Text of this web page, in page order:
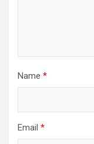
Name *
Email *